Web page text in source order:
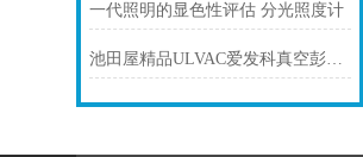
一代照明的显色性评估 分光照度计
池田屋精品ULVAC爱发科真空彭普油SMR-100产品介绍技术参数